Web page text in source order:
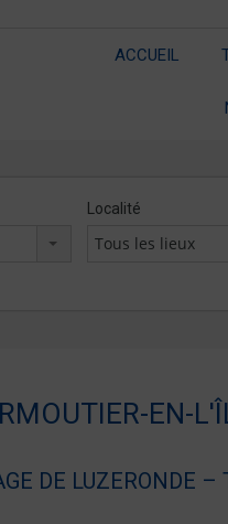
ACCUEIL
Localité
Tous les lieux
EN-
DE LUZERONDE –